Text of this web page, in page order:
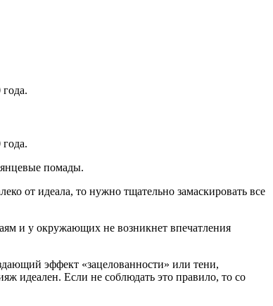
помады.
от идеала, то нужно тщательно замаскировать все
и у окружающих не возникнет впечатления
эффект «зацелованности» или тени,
идеален. Если не соблюдать это правило, то со